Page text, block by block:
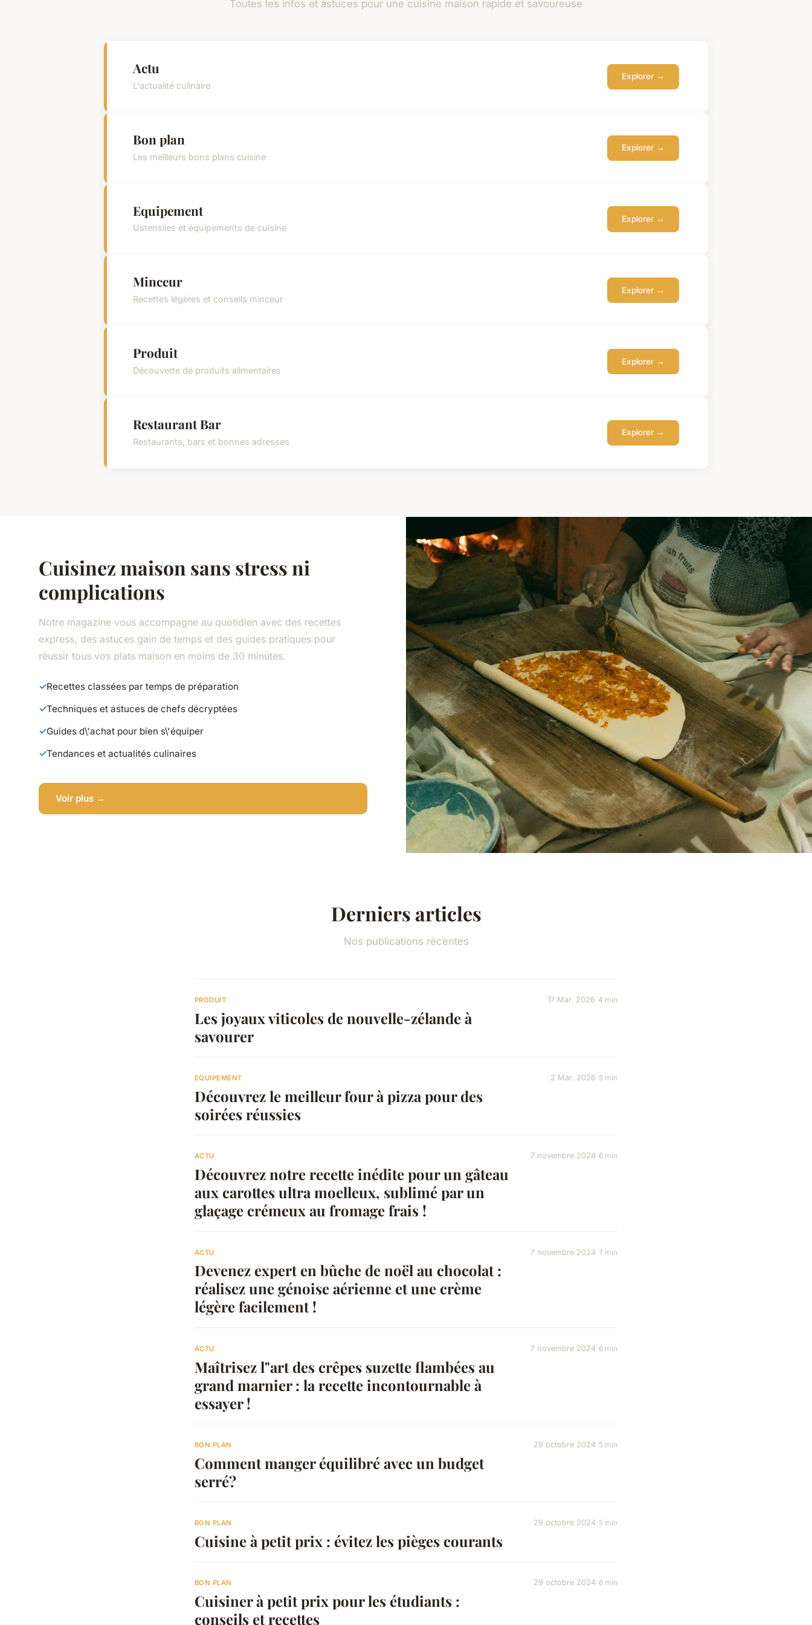
Toutes les infos et astuces pour une cuisine maison rapide et savoureuse
Actu
L'actualité culinaire
Explorer →
Bon plan
Les meilleurs bons plans cuisine
Explorer →
Equipement
Ustensiles et équipements de cuisine
Explorer →
Minceur
Recettes légères et conseils minceur
Explorer →
Produit
Découverte de produits alimentaires
Explorer →
Restaurant Bar
Restaurants, bars et bonnes adresses
Explorer →
Cuisinez maison sans stress ni
complications
Notre magazine vous accompagne au quotidien avec des recettes
express, des astuces gain de temps et des guides pratiques pour
réussir tous vos plats maison en moins de 30 minutes.
Recettes classées par temps de préparation
Techniques et astuces de chefs décryptées
Guides d\'achat pour bien s\'équiper
Tendances et actualités culinaires
Voir plus →
Derniers articles
Nos publications récentes
PRODUIT
Les joyaux viticoles de nouvelle-zélande à
savourer
17 Mar. 2026 4 min
EQUIPEMENT
Découvrez le meilleur four à pizza pour des
soirées réussies
2 Mar. 2026 5 min
ACTU
Découvrez notre recette inédite pour un gâteau
aux carottes ultra moelleux, sublimé par un
glaçage crémeux au fromage frais !
7 novembre 2024 6 min
ACTU
Devenez expert en bûche de noël au chocolat :
réalisez une génoise aérienne et une crème
légère facilement !
7 novembre 2024 7 min
ACTU
Maîtrisez l"art des crêpes suzette flambées au
grand marnier : la recette incontournable à
essayer !
7 novembre 2024 6 min
BON PLAN
Comment manger équilibré avec un budget
serré?
29 octobre 2024 5 min
BON PLAN
Cuisine à petit prix : évitez les pièges courants
29 octobre 2024 5 min
BON PLAN
Cuisiner à petit prix pour les étudiants :
conseils et recettes
29 octobre 2024 6 min